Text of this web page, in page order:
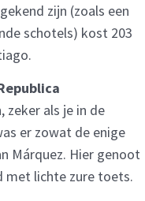
zijn (zoals een
schotels) kost 203
zeker als je in de
er zowat de enige
Márquez. Hier genoot
met lichte zure toets.